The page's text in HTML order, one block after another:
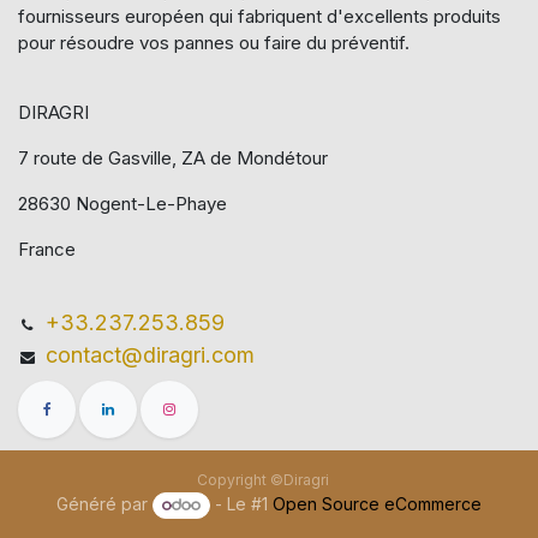
fournisseurs européen qui​ fabriquent d'excellents produits
pour résoudre vos pannes ou faire du préventif.
DIRAGRI
7 route de Gasville, ZA de Mondétour
28630 Nogent-Le-Phaye
France
+33.237.253.859
contact@diragri.com
Copyright ©Diragri
Généré par - Le #1Open Source eCommerce